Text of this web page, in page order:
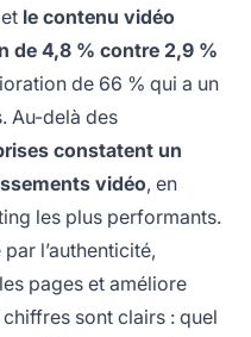
le contenu vidéo
de 4,8 % contre 2,9 %
de 66 % qui a un
Au-delà des
constatent un
vidéo, en
les plus performants.
l’authenticité,
pages et améliore
sont clairs : quel